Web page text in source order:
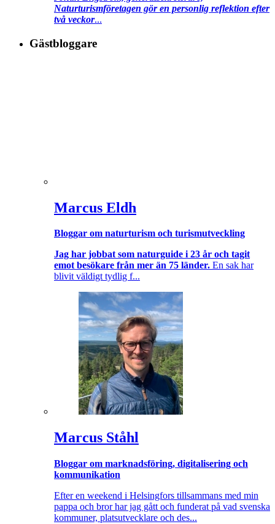
Naturturismföretagen gör en personlig reflektion efter
två veckor...
Gästbloggare
Marcus Eldh
Bloggar om naturturism och turismutveckling
Jag har jobbat som naturguide i 23 år och tagit
emot besökare från mer än 75 länder. En sak har
blivit väldigt tydlig f...
Marcus Ståhl
Bloggar om marknadsföring, digitalisering och
kommunikation
Efter en weekend i Helsingfors tillsammans med min
pappa och bror har jag gått och funderat på vad svenska
kommuner, platsutvecklare och des...